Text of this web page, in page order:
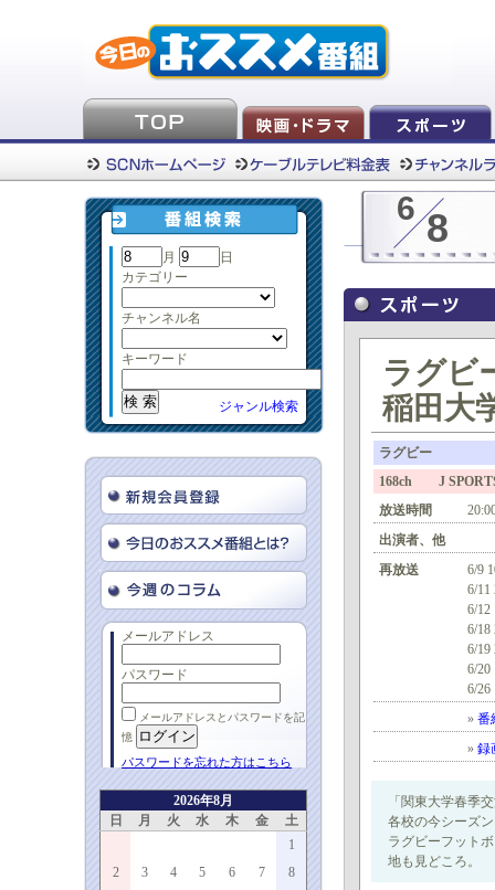
月
日
カテゴリー
チャンネル名
キーワード
ジャンル検索
メールアドレス
パスワード
メールアドレスとパスワードを記
憶
パスワードを忘れた方はこちら
2026年8月
日
月 火 水 木 金
土
1
2
3 4 5 6 7
8
6 8
ラグビ
稲田大
ラグビー
168ch J
放送時間
出演者、他
再放送
6/9
6/
6/
6/
6/
6/
6/
» 番
» 録
「関東大学春季
各校の今シーズ
ラグビーフット
地も見どころ。